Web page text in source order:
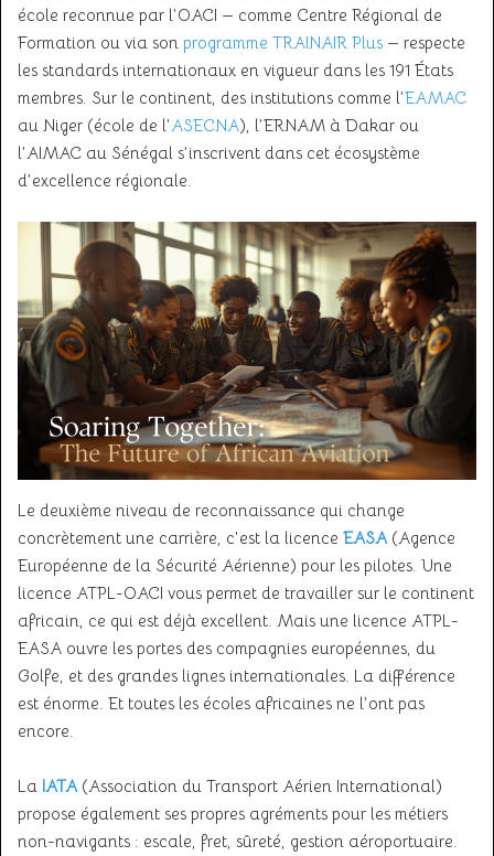
école reconnue par l’OACI — comme Centre Régional de
Formation ou via son programme TRAINAIR Plus — respecte
les standards internationaux en vigueur dans les 191 États
membres. Sur le continent, des institutions comme l’EAMAC
au Niger (école de l’ASECNA), l’ERNAM à Dakar ou
l’AIMAC au Sénégal s’inscrivent dans cet écosystème
d’excellence régionale.
Le deuxième niveau de reconnaissance qui change
concrètement une carrière, c’est la licence EASA(Agence
Européenne de la Sécurité Aérienne) pour les pilotes. Une
licence ATPL-OACI vous permet de travailler sur le continent
africain, ce qui est déjà excellent. Mais une licence ATPL-
EASA ouvre les portes des compagnies européennes, du
Golfe, et des grandes lignes internationales. La différence
est énorme. Et toutes les écoles africaines ne l’ont pas
encore.
La IATA(Association du Transport Aérien International)
propose également ses propres agréments pour les métiers
non-navigants : escale, fret, sûreté, gestion aéroportuaire.